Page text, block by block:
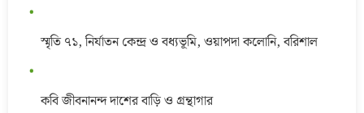
স্মৃতি ৭১, নির্যাতন কেন্দ্র ও বধ্যভূমি, ওয়াপদা কলোনি, বরিশাল
কবি জীবনানন্দ দাশের বাড়ি ও গ্রন্থাগার